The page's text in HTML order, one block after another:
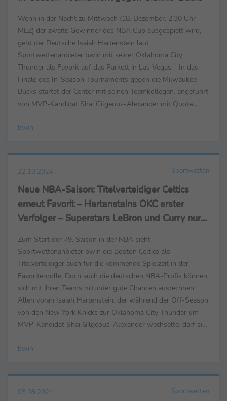
Wenn in der Nacht zu Mittwoch (18. Dezember, 2.30 Uhr
MEZ) der zweite Gewinner des NBA Cup ausgespielt wird,
geht der Deutsche Isaiah Hartenstein laut
Sportwettenanbieter bwin mit seiner Oklahoma City
Thunder als Favorit auf das Parkett in Las Vegas. In das
Finale des In-Season-Tournaments gegen die Milwaukee
Bucks startet der Center mit seinen Teamkollegen, angeführt
von MVP-Kandidat Shai Gilgeous-Alexander mit Quote
eine starke ...
bwin
22.10.2024 Sportwetten
Neue NBA-Saison: Titelverteidiger Celtics
erneut Favorit – Hartensteins OKC erster
Verfolger – Superstars LeBron und Curry nur
Zum Start der 79. Saison in der NBA sieht
Sportwettenanbieter bwin die Boston Celtics als
Titelverteidiger auch für die kommende Spielzeit in der
Favoritenrolle. Doch auch die deutschen NBA-Profis können
sich mit ihren Teams mitunter gute Chancen ausrechnen.
Allen voran Isaiah Hartenstein, der während der Off-Season
von den New York Knicks zur Oklahoma City Thunder um
MVP-Kandidat Shai Gilgeous-Alexander wechselte, darf sich
Celtics...
bwin
05.08.2024 Sportwetten